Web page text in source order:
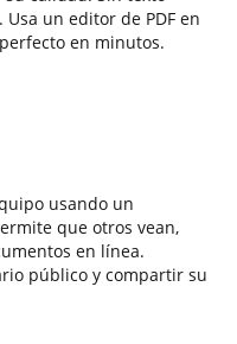
un editor de PDF en
en minutos.
usando un
que otros vean,
en línea.
público y compartir su